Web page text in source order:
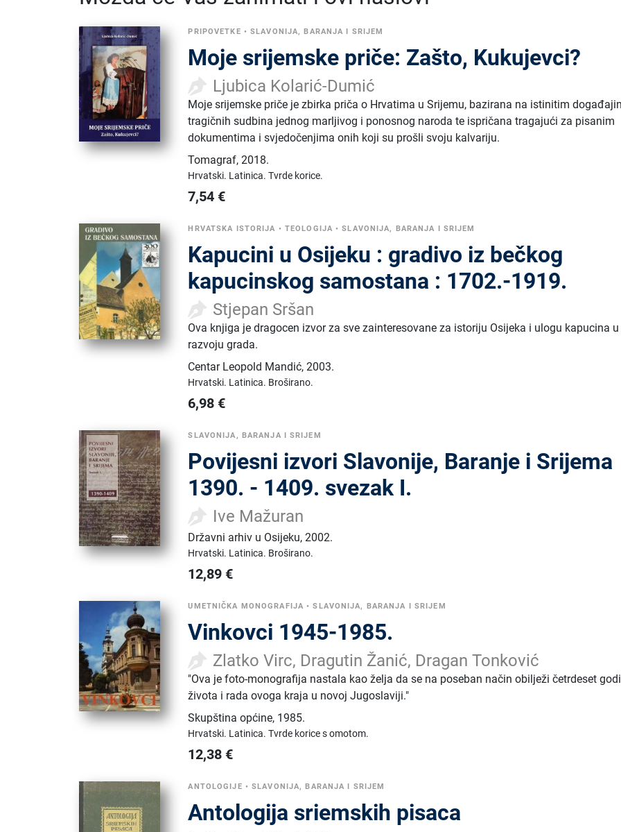
PRIPOVETKE •SLAVONIJA, BARANJA I SRIJEM
Moje srijemske priče: Zašto, Kukujevci?
Ljubica Kolarić-Dumić
Moje srijemske priče je zbirka priča o Hrvatima u Srijemu, bazirana na istinitim
tragičnih sudbina jednog marljivog i ponosnog naroda te ispričana tragajući za pisanim
dokumentima i svjedočenjima onih koji su prošli svoju kalvariju.
Tomagraf,2018.
Hrvatski. Latinica.Tvrde korice.
7,54 €
HRVATSKA ISTORIJA • TEOLOGIJA •SLAVONIJA, BARANJA I SRIJEM
Kapucini u Osijeku : gradivo iz bečkog
kapucinskog samostana : 1702.-1919.
Stjepan Sršan
Ova knjiga je dragocen izvor za sve zainteresovane za istoriju Osijeka i ulogu kapucina u
razvoju grada.
Centar Leopold Mandić,2003.
Hrvatski. Latinica. Broširano.
6,98 €
SLAVONIJA, BARANJA I SRIJEM
Povijesni izvori Slavonije, Baranje i Srijema
1390. - 1409. svezak I.
Ive Mažuran
Državni arhiv u Osijeku,2002.
Hrvatski. Latinica. Broširano.
12,89 €
UMETNIČKA MONOGRAFIJA •SLAVONIJA, BARANJA I SRIJEM
Vinkovci 1945-1985.
Zlatko Virc, Dragutin Žanić, Dragan Tonković
"Ova je foto-monografija nastala kao želja da se na poseban način obilježi četrdeset
života i rada ovoga kraja u novoj Jugoslaviji."
Skupština općine, 1985.
Hrvatski. Latinica.Tvrde korice s omotom.
12,38 €
ANTOLOGIJE •SLAVONIJA, BARANJA I SRIJEM
Antologija sriemskih pisaca